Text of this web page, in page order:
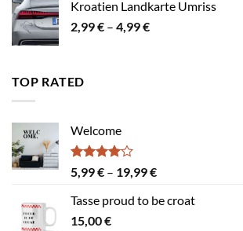
4,99 €
Kroatien Landkarte Umriss
2,99€ – 4,99€Preisspanne:
TOP RATED
Welcome
Bewertet
mit
von 5
5,99€ – 19,99€Preisspanne:
bis
Tasse proud to be croat
15,00€